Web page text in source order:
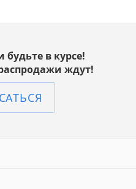
в курсе!
ждут!